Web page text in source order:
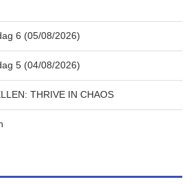
6 (05/08/2026)
5 (04/08/2026)
THRIVE IN CHAOS